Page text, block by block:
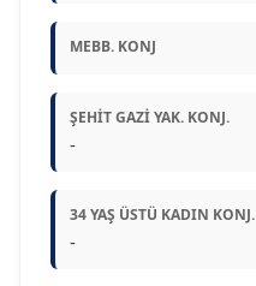
MEBB. KONJ
ŞEHIT GAZI YAK. KONJ.
-
34 YAŞ ÜSTÜ KADIN KONJ.
-